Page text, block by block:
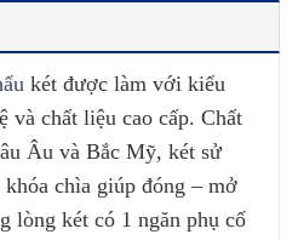
két được làm với kiểu
và chất liệu cao cấp. Chất
Âu và Bắc Mỹ, két sử
chìa giúp đóng – mở
lòng két có 1 ngăn phụ cố